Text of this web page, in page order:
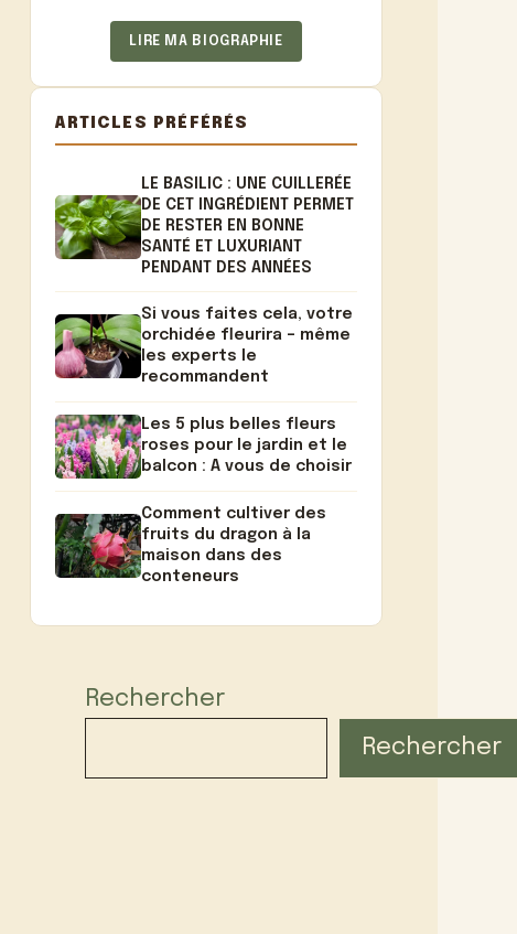
LIRE MA BIOGRAPHIE
ARTICLES PRÉFÉRÉS
LE BASILIC : UNE CUILLERÉE
DE CET INGRÉDIENT PERMET
DE RESTER EN BONNE
SANTÉ ET LUXURIANT
PENDANT DES ANNÉES
Si vous faites cela, votre
orchidée fleurira – même
les experts le
recommandent
Les 5 plus belles fleurs
roses pour le jardin et le
balcon : A vous de choisir
Comment cultiver des
fruits du dragon à la
maison dans des
conteneurs
Rechercher
Rechercher